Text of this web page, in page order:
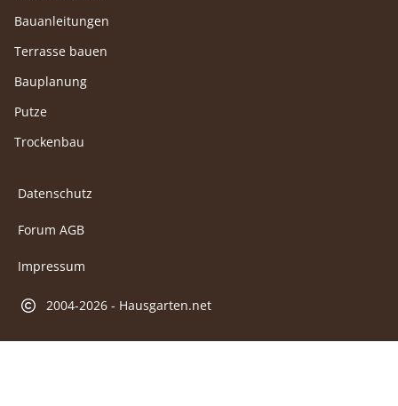
Bauanleitungen
Terrasse bauen
Bauplanung
Putze
Trockenbau
Datenschutz
Forum AGB
Impressum
2004-2026 - Hausgarten.net